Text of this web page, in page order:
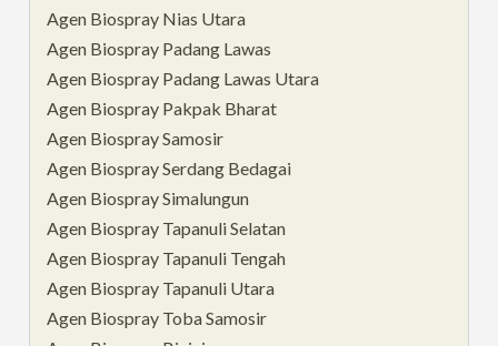
Agen Biospray Nias Utara
Agen Biospray Padang Lawas
Agen Biospray Padang Lawas Utara
Agen Biospray Pakpak Bharat
Agen Biospray Samosir
Agen Biospray Serdang Bedagai
Agen Biospray Simalungun
Agen Biospray Tapanuli Selatan
Agen Biospray Tapanuli Tengah
Agen Biospray Tapanuli Utara
Agen Biospray Toba Samosir